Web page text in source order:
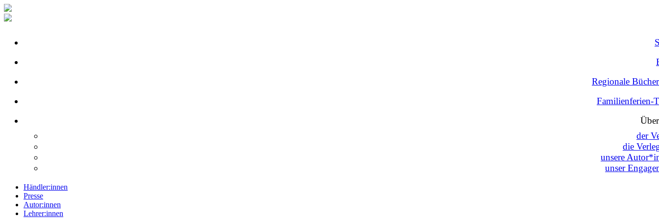
Regionale
Familienferien-
der
die
unsere
unser
Händler:innen
Presse
Autor:innen
Lehrer:innen